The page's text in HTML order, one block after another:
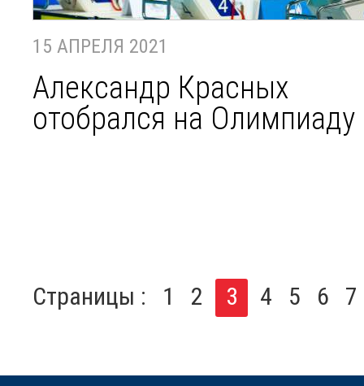
15 АПРЕЛЯ 2021
Александр Красных
отобрался на Олимпиаду
Страницы : 1 2 3 4 5 6 7